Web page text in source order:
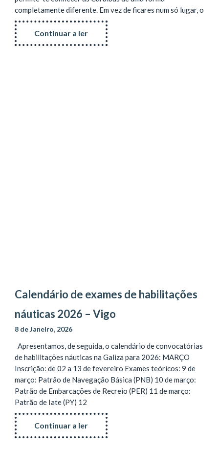
completamente diferente. Em vez de ficares num só lugar, o
Continuar a ler
Calendário de exames de habilitações
náuticas 2026 – Vigo
8 de Janeiro, 2026
Apresentamos, de seguida, o calendário de convocatórias
de habilitações náuticas na Galiza para 2026: MARÇO
Inscrição: de 02 a 13 de fevereiro Exames teóricos: 9 de
março: Patrão de Navegação Básica (PNB) 10 de março:
Patrão de Embarcações de Recreio (PER) 11 de março:
Patrão de Iate (PY) 12
Continuar a ler